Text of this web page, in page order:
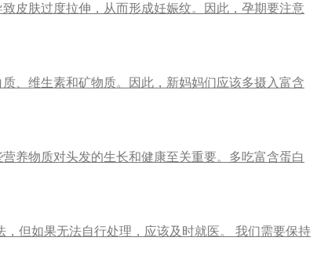
皮肤过度拉伸，从而形成妊娠纹。因此，孕期要注意
、维生素和矿物质。因此，新妈妈们应该多摄入富含
养物质对头发的生长和健康至关重要。多吃富含蛋白
但如果无法自行处理，应该及时就医。 我们需要保持